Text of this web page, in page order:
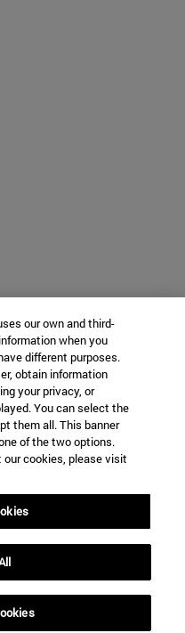
our own and third-
when you
different purposes.
obtain information
your privacy, or
You can select the
them all. This banner
of the two options.
cookies, please visit